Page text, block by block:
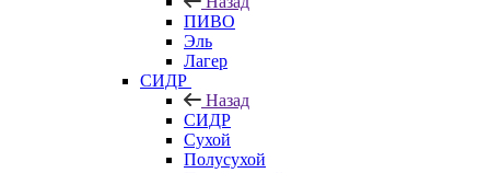
ПИВО
Эль
Лагер
СИДР
Назад
СИДР
Сухой
Полусухой